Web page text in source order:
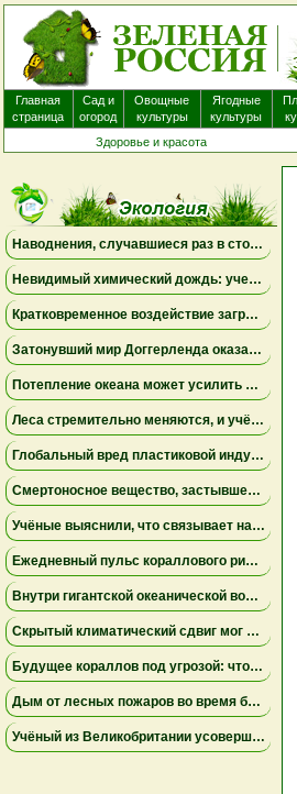
препараты, которые часто назначают
вероятно, не приносят существенной
Главная
страница
Сад и
огород
Овощные
культуры
Ягодные
культуры
Здоровье и красота
Наводнения, случавшиеся раз в столетие, могут превратиться в новую норму
Невидимый химический дождь: ученые обнаружили глобальное загрязнение «вечным химикатом», которое охватило всю планету
Кратковременное воздействие загрязнённого воздуха влияет не только на лёгкие, но и на мозг
Затонувший мир Доггерленда оказался зелёным убежищем: древняя ДНК раскрыла тайны ледникового периода
Потепление океана может усилить роль крошечного микроба, контролирующего морские питательные вещества
Леса стремительно меняются, и учёные бьют тревогу
Глобальный вред пластиковой индустрии для здоровья людей может удвоиться к 2040 году
Смертоносное вещество, застывшее во льду, могло запустить зарождение жизни на Земле
Учёные выяснили, что связывает наводнения и засухи по всей планете
Ежедневный пульс кораллового рифа меняет микробную жизнь окружающих вод
Внутри гигантской океанической воронки: где морская жизнь уступает место инопланетному миру
Скрытый климатический сдвиг мог запустить великие океанские миграции в Тихом океане тысячу лет назад
Будущее кораллов под угрозой: что показывают рентгеновские исследования ученых
Дым от лесных пожаров во время беременности повышает риск преждевременных родов
Учёный из Великобритании усовершенствовал вековую формулу и научился предсказывать поведение опасных наночастиц в воздухе